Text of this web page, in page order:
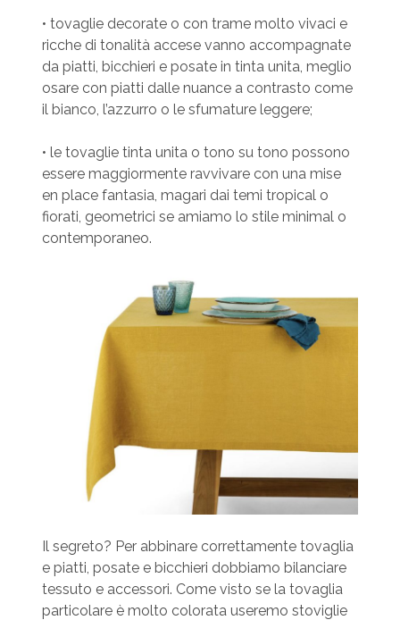
• tovaglie decorate o con trame molto vivaci e
ricche di tonalità accese vanno accompagnate
da piatti, bicchieri e posate in tinta unita, meglio
osare con piatti dalle nuance a contrasto come
il bianco, l’azzurro o le sfumature leggere;
• le tovaglie tinta unita o tono su tono possono
essere maggiormente ravvivare con una mise
en place fantasia, magari dai temi tropical o
fiorati, geometrici se amiamo lo stile minimal o
contemporaneo.
Il segreto? Per abbinare correttamente tovaglia
e piatti, posate e bicchieri dobbiamo bilanciare
tessuto e accessori. Come visto se la tovaglia
particolare è molto colorata useremo stoviglie